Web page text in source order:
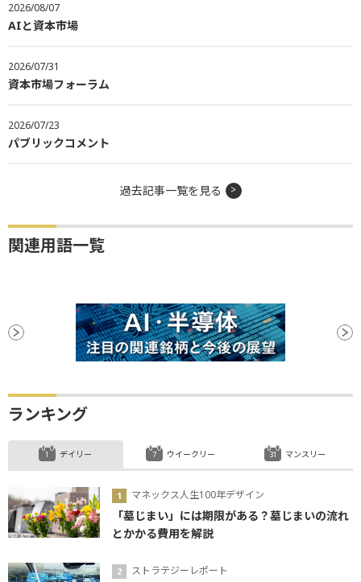
2026/08/07
AIと資本市場
2026/07/31
資本市場フォーラム
2026/07/23
パブリックコメント
過去記事一覧を見る
関連用語一覧
ランキング
デイリー
マネックス人生100年デザイン
「墓じまい」には期限がある？墓じまいの流れ
とかかる費用を解説
ストラテジーレポート
ウイークリー マンスリー